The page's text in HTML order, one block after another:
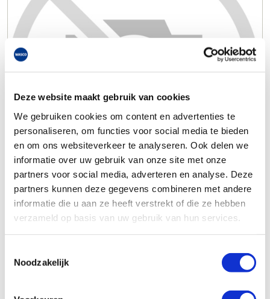
Deze website maakt gebruik van cookies
We gebruiken cookies om content en advertenties te
personaliseren, om functies voor social media te bieden
en om ons websiteverkeer te analyseren. Ook delen we
informatie over uw gebruik van onze site met onze
partners voor social media, adverteren en analyse. Deze
partners kunnen deze gegevens combineren met andere
informatie die u aan ze heeft verstrekt of die ze hebben
verzameld op basis van uw gebruik van hun services.
Noodzakelijk